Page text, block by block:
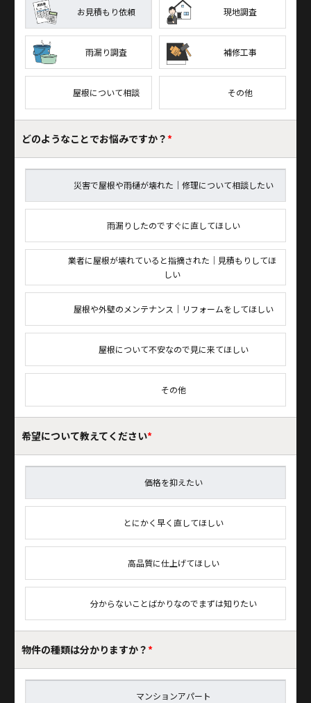
お見積もり依頼 現地調査
雨漏り調査 補修工事
屋根について相談 その他
どのようなことでお悩みですか？*
災害で屋根や雨樋が壊れた｜修理について相談したい
雨漏りしたのですぐに直してほしい
業者に屋根が壊れていると指摘された｜見積もりしてほ
しい
屋根や外壁のメンテナンス｜リフォームをしてほしい
屋根について不安なので見に来てほしい
その他
希望について教えてください*
価格を抑えたい
とにかく早く直してほしい
高品質に仕上げてほしい
分からないことばかりなのでまずは知りたい
物件の種類は分かりますか？*
マンションアパート